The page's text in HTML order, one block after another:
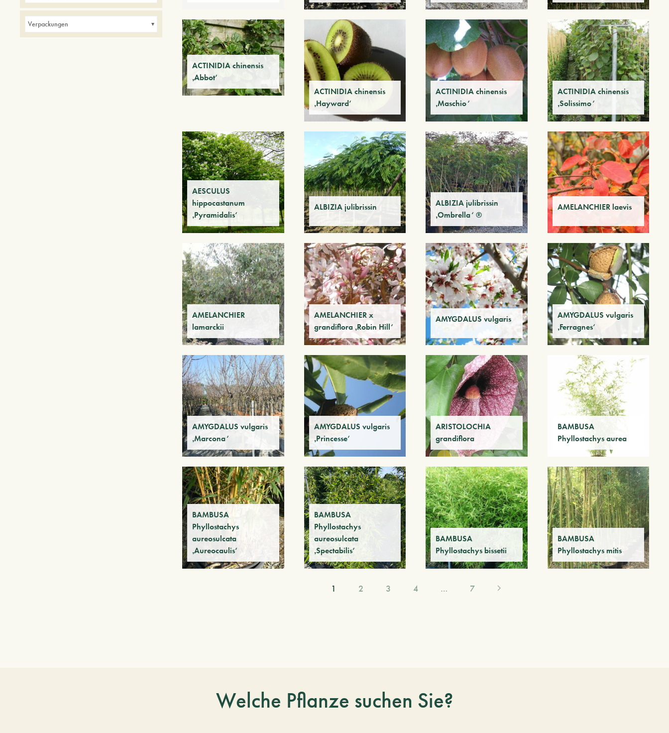
ACTINIDIA chinensis
‚Abbot‘
ACTINIDIA chinensis
‚Hayward‘
ACTINIDIA chinensis
‚Maschio‘
ACTINIDIA chinensis
‚Solissimo‘
AESCULUS
hippocastanum
‚Pyramidalis‘
ALBIZIA julibrissin
ALBIZIA julibrissin
‚Ombrella‘ ®
AMELANCHIER laevis
AMELANCHIER
lamarckii
AMELANCHIER x
grandiflora ‚Robin Hill‘
AMYGDALUS vulgaris
AMYGDALUS vulgaris
‚Ferragnes‘
AMYGDALUS vulgaris
‚Marcona‘
AMYGDALUS vulgaris
‚Princesse‘
ARISTOLOCHIA
grandiflora
BAMBUSA
Phyllostachys aurea
BAMBUSA
Phyllostachys
aureosulcata
‚Aureocaulis‘
BAMBUSA
Phyllostachys
aureosulcata
‚Spectabilis‘
BAMBUSA
Phyllostachys bissetii
BAMBUSA
Phyllostachys mitis
1 2 3 4 … 7
Verpackungen
Welche Pflanze suchen Sie?